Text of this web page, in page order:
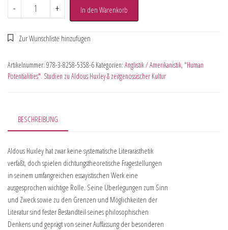
- + In den Warenkorb
Artikelnummer: 978-3-8258-5358-6 Kategorien: Anglistik / Amerikanistik, "Human
Potentialities". Studien zu Aldous Huxley & zeitgenössischer Kultur
BESCHREIBUNG
Aldous Huxley hat zwar keine systematische Literarästhetik
verfaßt, doch spielen dichtungstheoretische Fragestellungen
in seinem umfangreichen essayistischen Werk eine
ausgesprochen wichtige Rolle. Seine Überlegungen zum Sinn
und Zweck sowie zu den Grenzen und Möglichkeiten der
Literatur sind fester Bestandteil seines philosophischen
Denkens und geprägt von seiner Auffassung der besonderen